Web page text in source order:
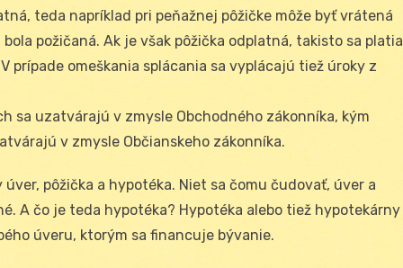
teda napríklad pri peňažnej pôžičke môže byť vrátená
požičaná. Ak je však pôžička odplatná, takisto sa platia
prípade omeškania splácania sa vyplácajú tiež úroky z
sa uzatvárajú v zmysle Obchodného zákonníka, kým
v zmysle Občianskeho zákonníka.
pôžička a hypotéka. Niet sa čomu čudovať, úver a
A čo je teda hypotéka? Hypotéka alebo tiež hypotekárny
úveru, ktorým sa financuje bývanie.